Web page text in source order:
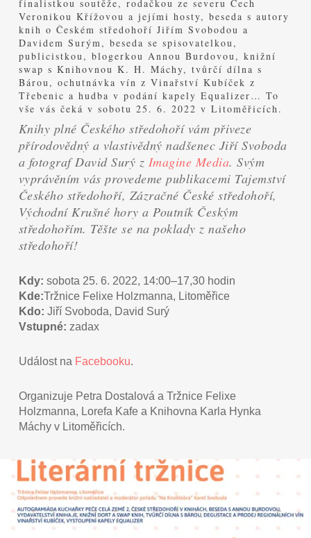
finalistkou soutěže, rodačkou ze severu Čech
Veronikou Křížovou a jejími hosty, beseda s autory
knih o Českém středohoří Jiřím Svobodou a
Davidem Surým, beseda se spisovatelkou,
publicistkou, blogerkou Annou Burdovou, knižní
swap s Knihovnou K. H. Máchy, tvůrčí dílna s
Bárou, ochutnávka vín z Vinařství Kubíček z
Třebenic a hudba v podání kapely Equalizer… To
vše vás čeká v sobotu 25. 6. 2022 v Litoměřicích.
Knihy plné Českého středohoří vám přiveze
přírodovědný a vlastivědný nadšenec Jiří Svoboda
a fotograf David Surý z Imagine Media. Svým
vyprávěním vás provedeme publikacemi Tajemství
Českého středohoří, Zázračné České středohoří,
Východní Krušné hory a Poutník Českým
středohořím. Těšte se na poklady z našeho
středohoří!
Kdy: sobota 25. 6. 2022, 14:00–17,30 hodin
Kde:Tržnice Felixe Holzmanna, Litoměřice
Kdo: Jiří Svoboda, David Surý
Vstupné: zadax
Událost na Facebooku.
Organizuje Petra Dostalová a Tržnice Felixe
Holzmanna, Lorefa Kafe a Knihovna Karla Hynka
Máchy v Litoměřicích.